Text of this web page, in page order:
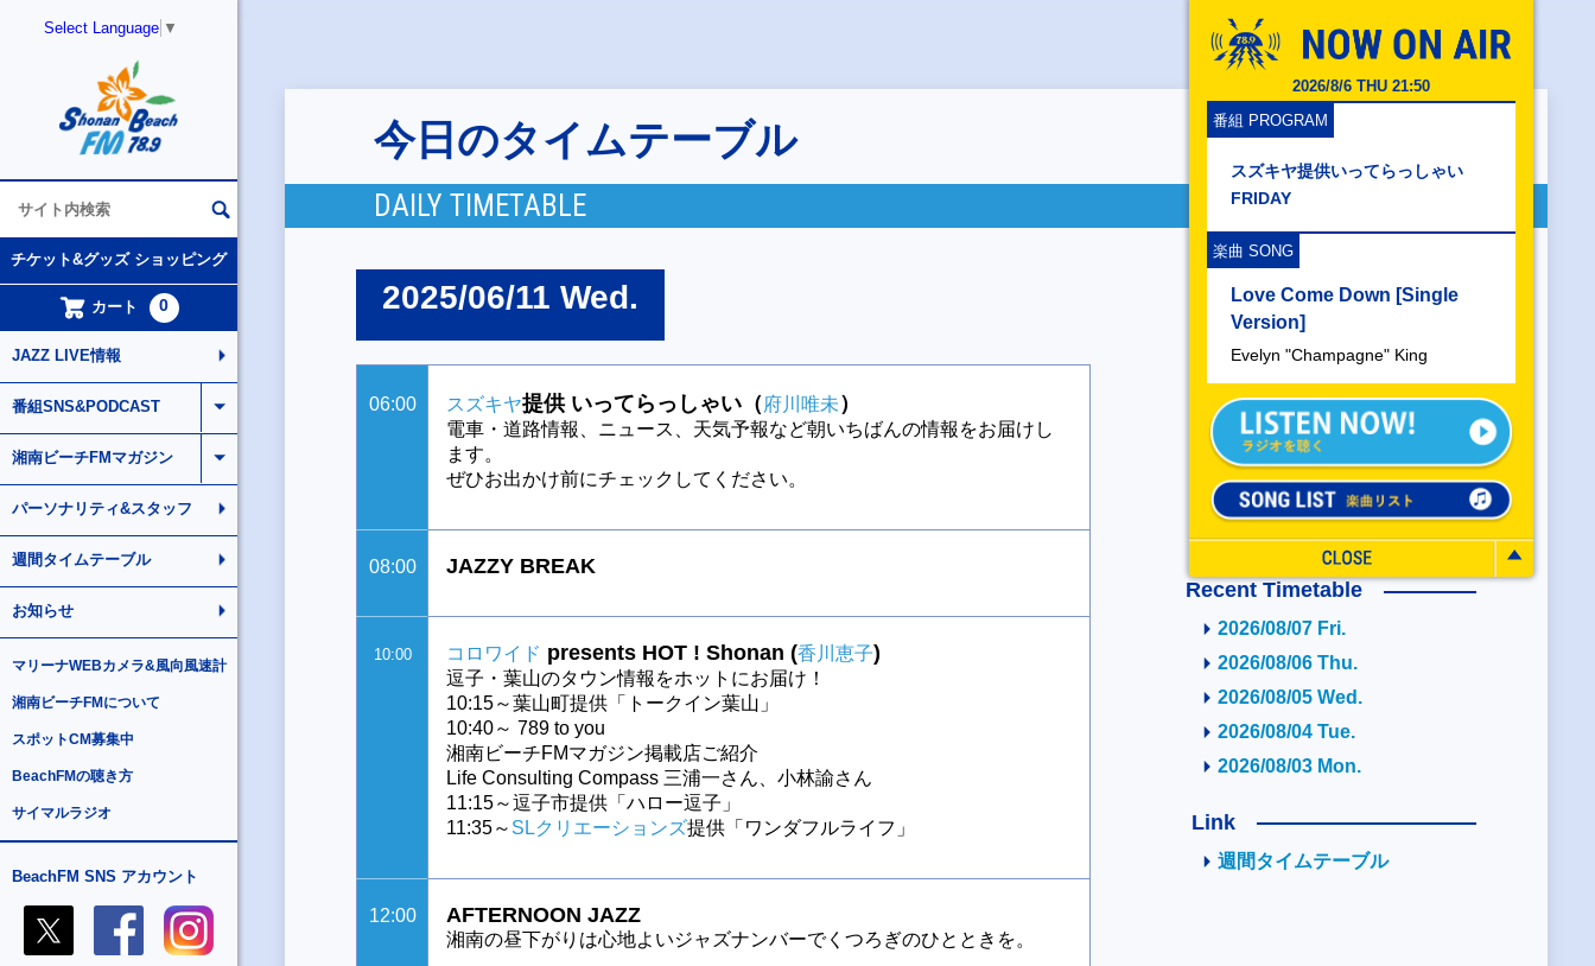
Select Language ▼
2026/8/6 THU 21:50
番組 PROGRAM
スズキヤ提供いってらっしゃい
FRIDAY
楽曲 SONG
Love Come Down [Single
Version]
Evelyn "Champagne" King
チケット&グッズ ショッピング
カート 0
JAZZ LIVE情報
番組SNS&PODCAST
湘南ビーチFMマガジン
パーソナリティ&スタッフ
週間タイムテーブル
お知らせ
マリーナWEBカメラ&風向風速計
湘南ビーチFMについて
スポットCM募集中
BeachFMの聴き方
サイマルラジオ
BeachFM SNS アカウント
今日のタイムテーブル
DAILY TIMETABLE
2025/06/11 Wed.
06:00 スズキヤ提供 いってらっしゃい（ 府川唯未）
電車・道路情報、ニュース、天気予報など朝いちばんの情報をお届けし
ます。
ぜひお出かけ前にチェックしてください。
08:00 JAZZY BREAK
10:00 コロワイド presents HOT ! Shonan (香川恵子)
逗子・葉山のタウン情報をホットにお届け！
10:15～葉山町提供「トークイン葉山」
10:40～ 789 to you
湘南ビーチFMマガジン掲載店ご紹介
Life Consulting Compass 三浦一さん、小林諭さん
11:15～逗子市提供「ハロー逗子」
11:35～ SLクリエーションズ提供「ワンダフルライフ」
12:00 AFTERNOON JAZZ
湘南の昼下がりは心地よいジャズナンバーでくつろぎのひとときを。
Recent Timetable
2026/08/07 Fri.
2026/08/06 Thu.
2026/08/05 Wed.
2026/08/04 Tue.
2026/08/03 Mon.
Link
週間タイムテーブル